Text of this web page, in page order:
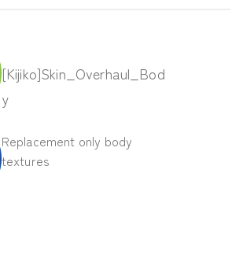
[Kijiko]Skin_Overhaul_Bod
y
Replacement only body
textures